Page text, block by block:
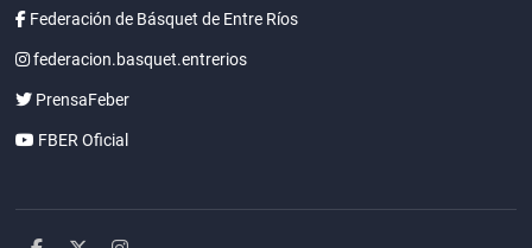
Federación de Básquet de Entre Ríos
federacion.basquet.entrerios
PrensaFeber
FBER Oficial